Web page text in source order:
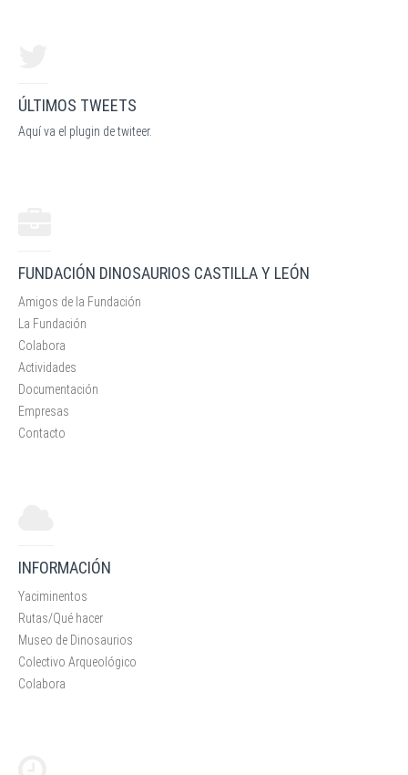
ÚLTIMOS TWEETS
Aquí va el plugin de twiteer.
FUNDACIÓN DINOSAURIOS CASTILLA Y LEÓN
Amigos de la Fundación
La Fundación
Colabora
Actividades
Documentación
Empresas
Contacto
INFORMACIÓN
Yaciminentos
Rutas/Qué hacer
Museo de Dinosaurios
Colectivo Arqueológico
Colabora